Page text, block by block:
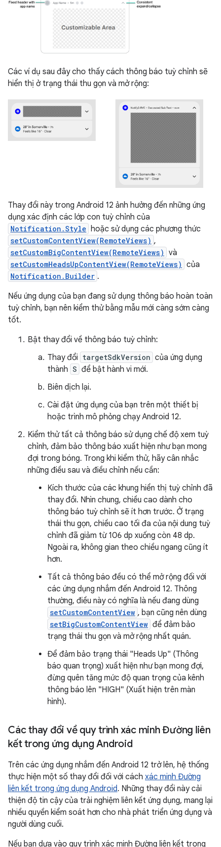
Các ví dụ sau đây cho thấy cách thông báo tuỳ chỉnh sẽ
hiển thị ở trạng thái thu gọn và mở rộng:
Thay đổi này trong Android 12 ảnh hưởng đến những ứng
dụng xác định các lớp con tuỳ chỉnh của
Notification.Style hoặc sử dụng các phương thức
setCustomContentView(RemoteViews) ,
setCustomBigContentView(RemoteViews) và
setCustomHeadsUpContentView(RemoteViews) của
Notification.Builder .
Nếu ứng dụng của bạn đang sử dụng thông báo hoàn toàn
tuỳ chỉnh, bạn nên kiểm thử bằng mẫu mới càng sớm càng
tốt.
Bật thay đổi về thông báo tuỳ chỉnh:
Thay đổi targetSdkVersion của ứng dụng
thành S để bật hành vi mới.
Biên dịch lại.
Cài đặt ứng dụng của bạn trên một thiết bị
hoặc trình mô phỏng chạy Android 12.
Kiểm thử tất cả thông báo sử dụng chế độ xem tuỳ
chỉnh, đảm bảo thông báo xuất hiện như bạn mong
đợi trong bóng. Trong khi kiểm thử, hãy cân nhắc
những điều sau và điều chỉnh nếu cần:
Kích thước của các khung hiển thị tuỳ chỉnh đã
thay đổi. Nhìn chung, chiều cao dành cho
thông báo tuỳ chỉnh sẽ ít hơn trước. Ở trạng
thái thu gọn, chiều cao tối đa của nội dung tuỳ
chỉnh đã giảm từ 106 dp xuống còn 48 dp.
Ngoài ra, không gian theo chiều ngang cũng ít
hơn.
Tất cả thông báo đều có thể mở rộng đối với
các ứng dụng nhắm đến Android 12. Thông
thường, điều này có nghĩa là nếu đang dùng
setCustomContentView , bạn cũng nên dùng
setBigCustomContentView để đảm bảo
trạng thái thu gọn và mở rộng nhất quán.
Để đảm bảo trạng thái "Heads Up" (Thông
báo quan trọng) xuất hiện như bạn mong đợi,
đừng quên tăng mức độ quan trọng của kênh
thông báo lên "HIGH" (Xuất hiện trên màn
hình).
Các thay đổi về quy trình xác minh Đường liên
kết trong ứng dụng Android
Trên các ứng dụng nhắm đến Android 12 trở lên, hệ thống
thực hiện một số thay đổi đối với cách xác minh Đường
liên kết trong ứng dụng Android. Những thay đổi này cải
thiện độ tin cậy của trải nghiệm liên kết ứng dụng, mang lại
nhiều quyền kiểm soát hơn cho nhà phát triển ứng dụng và
người dùng cuối.
Nếu bạn dựa vào quy trình xác minh Đường liên kết trong